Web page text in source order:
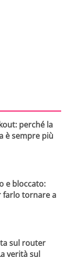
perché la
è sempre più
e bloccato:
farlo tornare a
sul router
verità sul